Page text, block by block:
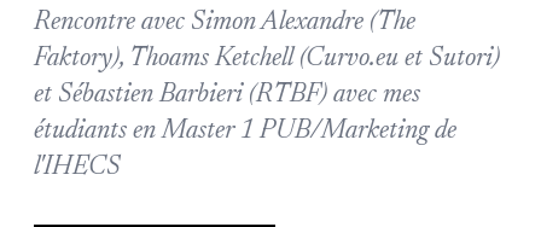
Rencontre avec Simon Alexandre (The
Faktory), Thoams Ketchell (Curvo.eu et Sutori)
et Sébastien Barbieri (RTBF) avec mes
étudiants en Master 1 PUB/Marketing de
l'IHECS